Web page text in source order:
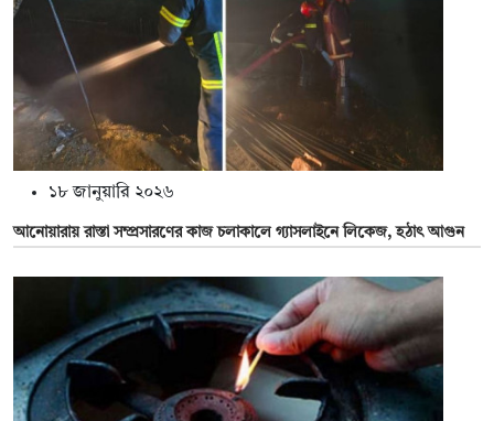
১৮ জানুয়ারি ২০২৬
আনোয়ারায় রাস্তা সম্প্রসারণের কাজ চলাকালে গ্যাসলাইনে লিকেজ, হঠাৎ আগুন